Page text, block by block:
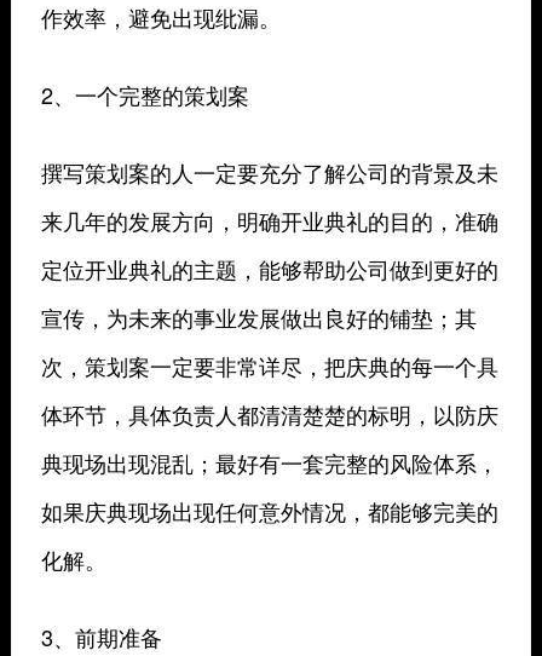
作效率，避免出现纰漏。
2、一个完整的策划案
撰写策划案的人一定要充分了解公司的背景及未
来几年的发展方向，明确开业典礼的目的，准确
定位开业典礼的主题，能够帮助公司做到更好的
宣传，为未来的事业发展做出良好的铺垫；其
次，策划案一定要非常详尽，把庆典的每一个具
体环节，具体负责人都清清楚楚的标明，以防庆
典现场出现混乱；最好有一套完整的风险体系，
如果庆典现场出现任何意外情况，都能够完美的
化解。
3、前期准备